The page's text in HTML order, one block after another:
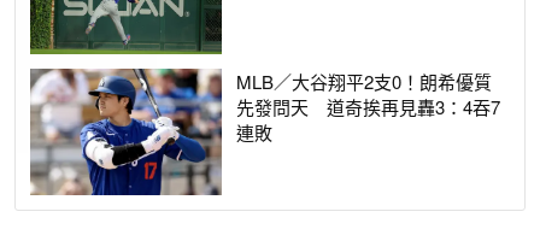
MLB／大谷翔平2支0！朗希優質
先發問天 道奇挨再見轟3：4吞7
連敗